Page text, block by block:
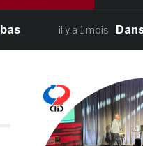
il y a 1 mois Dans le